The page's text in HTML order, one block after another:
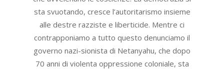
sta svuotando, cresce l’autoritarismo insieme
alle destre razziste e liberticide. Mentre ci
contrapponiamo a tutto questo denunciamo il
governo nazi-sionista di Netanyahu, che dopo
70 anni di violenta oppressione coloniale, sta